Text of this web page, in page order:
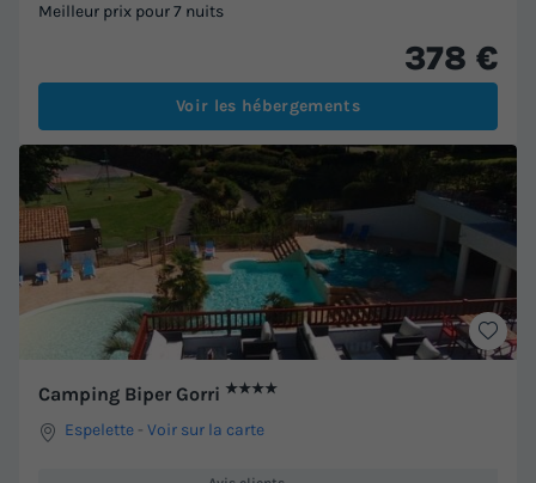
Meilleur prix pour 7 nuits
378 €
Voir les hébergements
Camping Biper Gorri ★★★★
Espelette -Voir sur la carte